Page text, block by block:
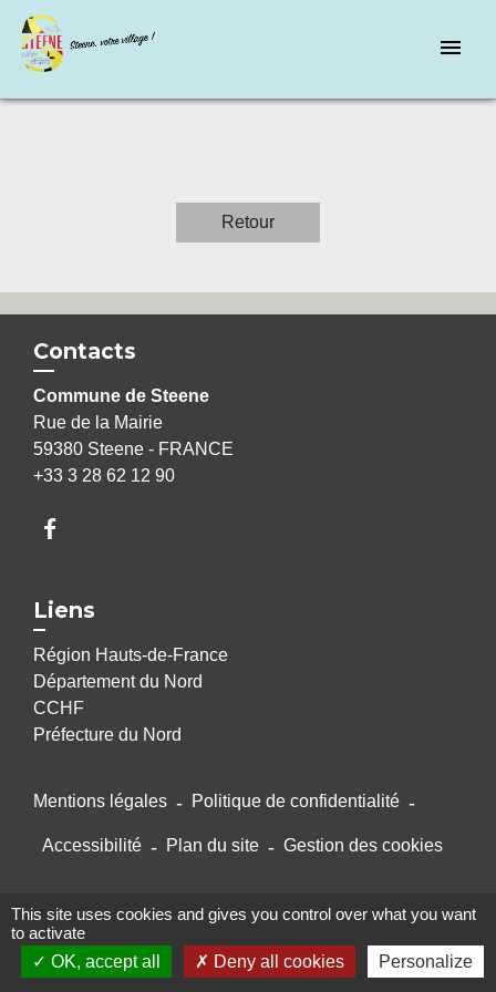
menu
Retour
Contacts
Commune de Steene
Rue de la Mairie
59380 Steene - FRANCE
+33 3 28 62 12 90
Liens
Région Hauts-de-France
Département du Nord
CCHF
Préfecture du Nord
Mentions légales - Politique de confidentialité -
Accessibilité - Plan du site - Gestion des cookies
Site créé en partenariat avec Réseau des Communes
This site uses cookies and gives you control over what you want
to activate
OK, accept all
Deny all cookies Personalize